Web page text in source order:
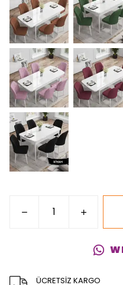
ÜCRETSİZ KARGO